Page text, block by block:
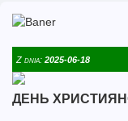
Z dnia: 2025-06-18
ДЕНЬ